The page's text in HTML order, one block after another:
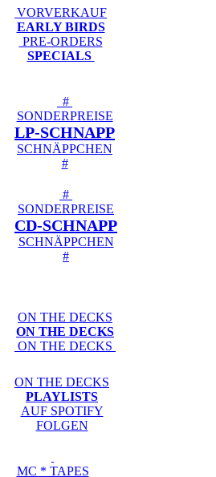
VORVERKAUF
EARLY BIRDS
PRE-ORDERS
SPECIALS
#
SONDERPREISE
LP-SCHNAPP
SCHNÄPPCHEN
#
#
SONDERPREISE
CD-SCHNAPP
SCHNÄPPCHEN
#
ON THE DECKS
ON THE DECKS
ON THE DECKS
ON THE DECKS
PLAYLISTS
AUF SPOTIFY
FOLGEN
MC * TAPES